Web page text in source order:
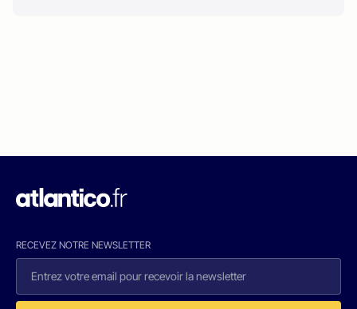
RECEVEZ NOTRE NEWSLETTER